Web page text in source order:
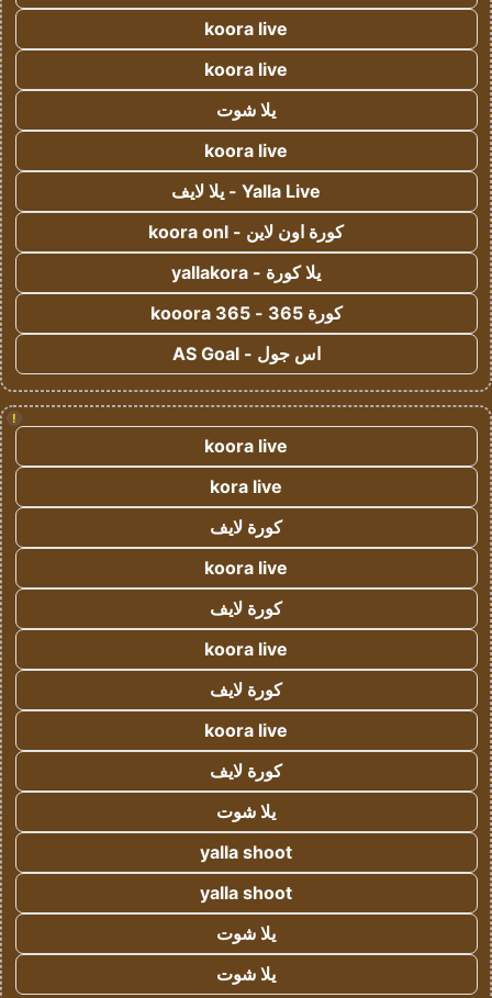
koora live
koora live
يلا شوت
koora live
Yalla Live - يلا لايف
كورة اون لاين - koora onl
يلا كورة - yallakora
كورة 365 - kooora 365
اس جول - AS Goal
!
koora live
kora live
كورة لايف
koora live
كورة لايف
koora live
كورة لايف
koora live
كورة لايف
يلا شوت
yalla shoot
yalla shoot
يلا شوت
يلا شوت